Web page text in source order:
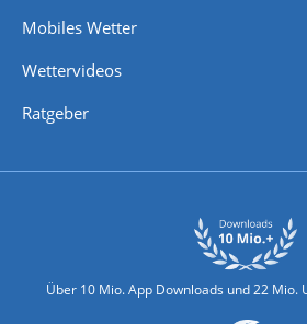
Mobiles Wetter
Wettervideos
Ratgeber
Über 10 Mio. App Downloads und 22 Mio.